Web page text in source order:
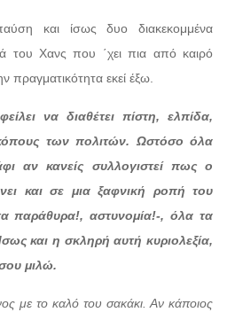
και ίσως δυο διακεκομμένα
του Χανς που ΄χει πια από καιρό
πραγματικότητα εκεί έξω.
να διαθέτει πίστη, ελπίδα,
των πολιτών. Ωστόσο όλα
αν κανείς συλλογιστεί πως ο
και σε μια ξαφνική ροπή του
παράθυρα!, αστυνομία!-, όλα τα
και η σκληρή αυτή κυριολεξία,
μιλώ.
με το καλό του σακάκι. Αν κάποιος